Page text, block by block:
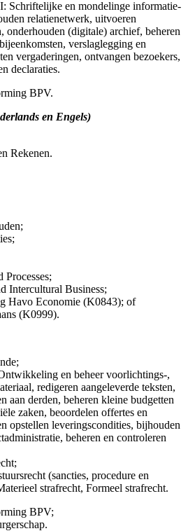
Schriftelijke en mondelinge informatie-
relatienetwerk, uitvoeren
onderhouden (digitale) archief, beheren
verslaglegging en
vergaderingen, ontvangen bezoekers,
declaraties.
BPV.
en Engels)
Rekenen.
Processes;
Intercultural Business;
Havo Economie (K0843); of
(K0999).
en beheer voorlichtings-,
redigeren aangeleverde teksten,
aan derden, beheren kleine budgetten
zaken, beoordelen offertes en
opstellen leveringscondities, bijhouden
beheren en controleren
(sancties, procedure en
strafrecht, Formeel strafrecht.
BPV;